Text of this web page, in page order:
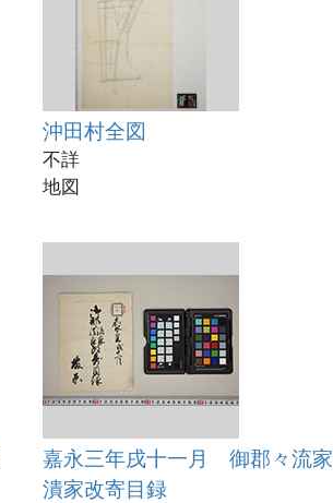
沖田村全図
不詳
地図
嘉永三年戌十一月 御郡々流家
潰家改寄目録